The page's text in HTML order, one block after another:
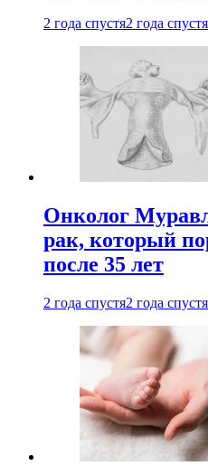
2 года спустя2 года спустя
Онколог
рак, который
после 35 лет
2 года спустя2 года спустя